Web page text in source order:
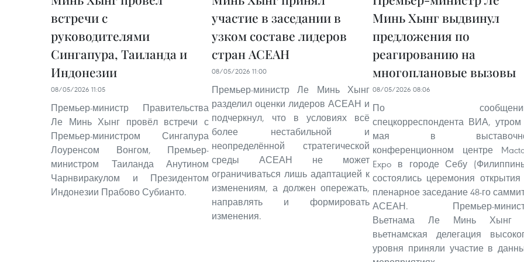
встречи с
руководителями
Сингапура, Таиланда и
Индонезии
08/05/2026 11:05
Премьер-министр Правительства
Ле Минь Хынг провёл встречи с
Премьер-министром Сингапура
Лоуренсом Вонгом, Премьер-
министром Таиланда Анутином
Чарнвиракулом и Президентом
Индонезии Прабово Субианто.
участие в заседании в
узком составе лидеров
стран АСЕАН
08/05/2026 11:00
Премьер-министр Ле Минь Хынг
разделил оценки лидеров АСЕАН и
подчеркнул, что в условиях всё
более нестабильной и
неопределённой стратегической
среды АСЕАН не может
ограничиваться лишь адаптацией к
изменениям, а должен опережать,
направлять и формировать
изменения.
Минь Хынг выдвинул
предложения по
реагированию на
многоплановые вызовы
08/05/2026 08:06
По
спецкорреспондента ВИА,
мая в
конференционном центре
Expo в городе Себу
состоялись церемония открытия
пленарное заседание 48-го
АСЕАН. Премьер-
Вьетнама Ле Минь Хынг
вьетнамская делегация
уровня приняли участие в